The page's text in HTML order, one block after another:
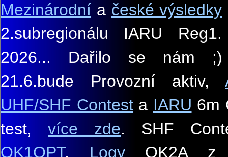
Mezinárodní a české výsledky
2.subregionálu IARU
2026... Dařilo se nám
21.6.bude Provozní aktiv,
UHF/SHF Contesta IARU 6m
test, více zde. SHF
OK1OPT. LogyOK2A z